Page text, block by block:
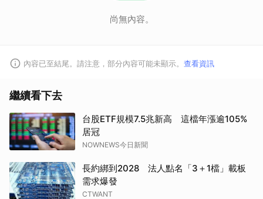
尚無內容。
內容已至結尾。請注意，部分內容可能未顯示。 查看資訊
繼續看下去
台股ETF規模7.5兆新高 這檔年漲逾105%
居冠
NOWNEWS今日新聞
長約綁到2028 法人點名「3＋1檔」載板
需求爆發
CTWANT